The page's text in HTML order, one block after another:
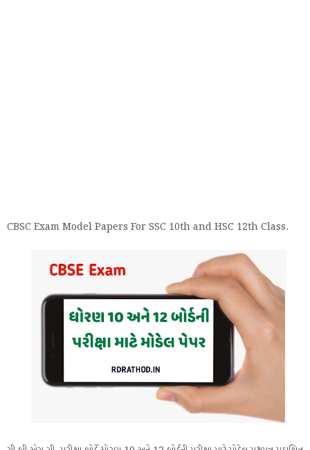
CBSC Exam Model Papers For SSC 10th and HSC 12th Class.